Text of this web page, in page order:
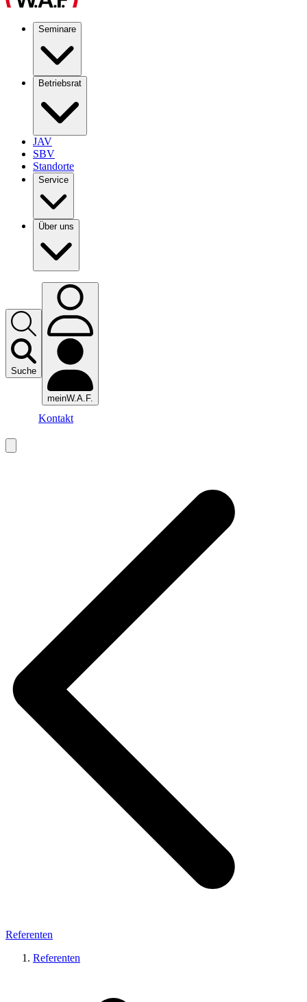
Seminare
Betriebsrat
JAV
SBV
Standorte
Service
Über uns
Suche
meinW.A.F.
Kontakt
Referenten
Referenten